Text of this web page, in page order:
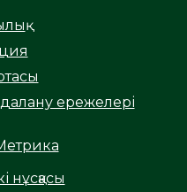
ережелері
нұсқасы